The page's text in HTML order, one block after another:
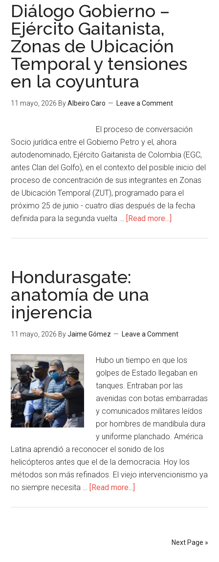
Diálogo Gobierno –
Ejército Gaitanista,
Zonas de Ubicación
Temporal y tensiones
en la coyuntura
11 mayo, 2026 ByAlbeiro Caro Leave a Comment
El proceso de conversación
Socio jurídica entre el Gobierno Petro y el, ahora
autodenominado, Ejército Gaitanista de Colombia (EGC,
antes Clan del Golfo), en el contexto del posible inicio del
proceso de concentración de sus integrantes en Zonas
de Ubicación Temporal (ZUT), programado para el
próximo 25 de junio - cuatro días después de la fecha
definida para la segunda vuelta … [Read more...]
Hondurasgate:
anatomía de una
injerencia
11 mayo, 2026 ByJaime Gómez Leave a Comment
Hubo un tiempo en que los
golpes de Estado llegaban en
tanques. Entraban por las
avenidas con botas embarradas
y comunicados militares leídos
por hombres de mandíbula dura
y uniforme planchado. América
Latina aprendió a reconocer el sonido de los
helicópteros antes que el de la democracia. Hoy los
métodos son más refinados. El viejo intervencionismo ya
no siempre necesita … [Read more...]
Next Page »